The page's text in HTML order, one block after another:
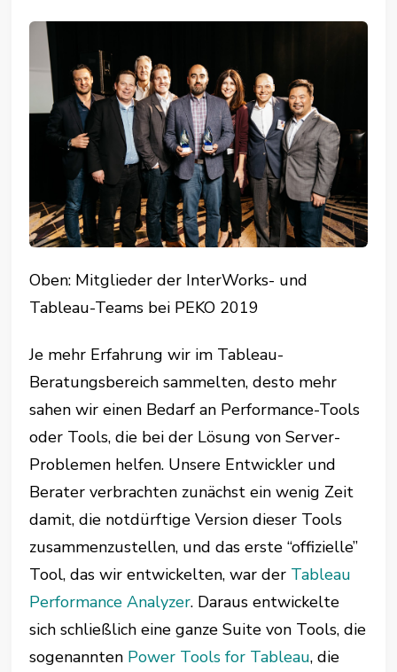
Oben: Mitglieder der InterWorks- und
Tableau-Teams bei PEKO 2019
Je mehr Erfahrung wir im Tableau-
Beratungsbereich sammelten, desto mehr
sahen wir einen Bedarf an Performance-Tools
oder Tools, die bei der Lösung von Server-
Problemen helfen. Unsere Entwickler und
Berater verbrachten zunächst ein wenig Zeit
damit, die notdürftige Version dieser Tools
zusammenzustellen, und das erste “offizielle”
Tool, das wir entwickelten, war der Tableau
Performance Analyzer. Daraus entwickelte
sich schließlich eine ganze Suite von Tools, die
sogenannten Power Tools for Tableau, die